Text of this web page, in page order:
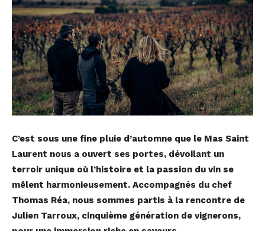
C’est sous une fine pluie d’automne que le Mas Saint
Laurent nous a ouvert ses portes, dévoilant un
terroir unique où l’histoire et la passion du vin se
mêlent harmonieusement. Accompagnés du chef
Thomas Réa, nous sommes partis à la rencontre de
Julien Tarroux, cinquième génération de vignerons,